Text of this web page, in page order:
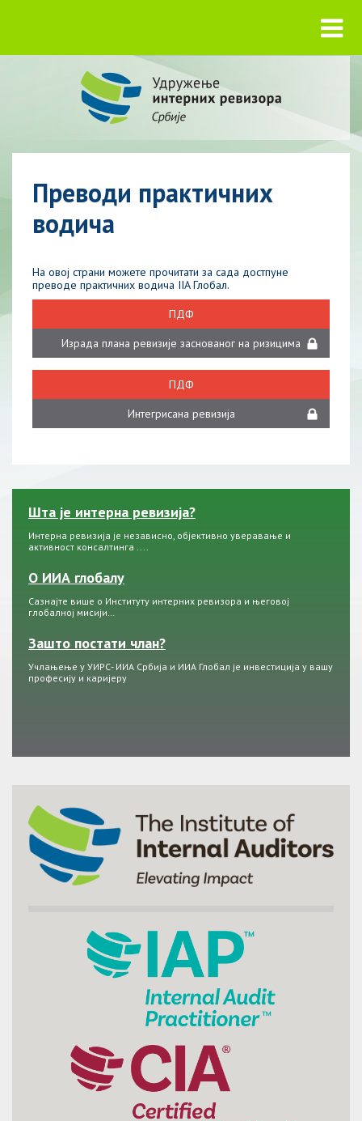
Преводи практичних
водича
На овој страни можете прочитати за сада достпуне
преводе практичних водича IIA Глобал.
ПДФ
Израда плана ревизије заснованог на ризицима
ПДФ
Интегрисана ревизија
Шта је интерна ревизија?
Интерна ревизија је независно, објективно уверавање и
активност консалтинга ....
О ИИА глобалу
Сазнајте више о Институту интерних ревизора и његовој
глобалној мисији…
Зашто постати члан?
Учлањење у УИРС- ИИА Србија и ИИА Глобал је инвестиција у вашу
професију и каријеру